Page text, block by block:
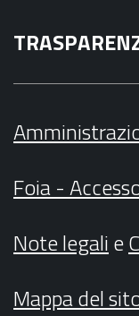
Foia -
Note legalie
Mappa del